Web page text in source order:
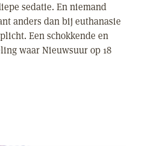
sedatie. En niemand
anders dan bij euthanasie
Een schokkende en
waar Nieuwsuur op 18